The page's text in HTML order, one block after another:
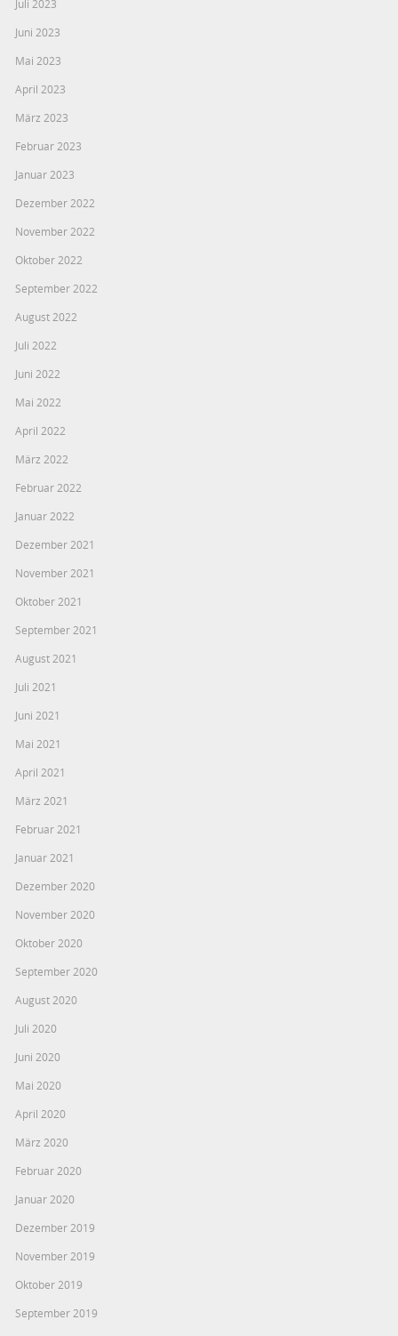
Juli 2023
Juni 2023
Mai 2023
April 2023
März 2023
Februar 2023
Januar 2023
Dezember 2022
November 2022
Oktober 2022
September 2022
August 2022
Juli 2022
Juni 2022
Mai 2022
April 2022
März 2022
Februar 2022
Januar 2022
Dezember 2021
November 2021
Oktober 2021
September 2021
August 2021
Juli 2021
Juni 2021
Mai 2021
April 2021
März 2021
Februar 2021
Januar 2021
Dezember 2020
November 2020
Oktober 2020
September 2020
August 2020
Juli 2020
Juni 2020
Mai 2020
April 2020
März 2020
Februar 2020
Januar 2020
Dezember 2019
November 2019
Oktober 2019
September 2019